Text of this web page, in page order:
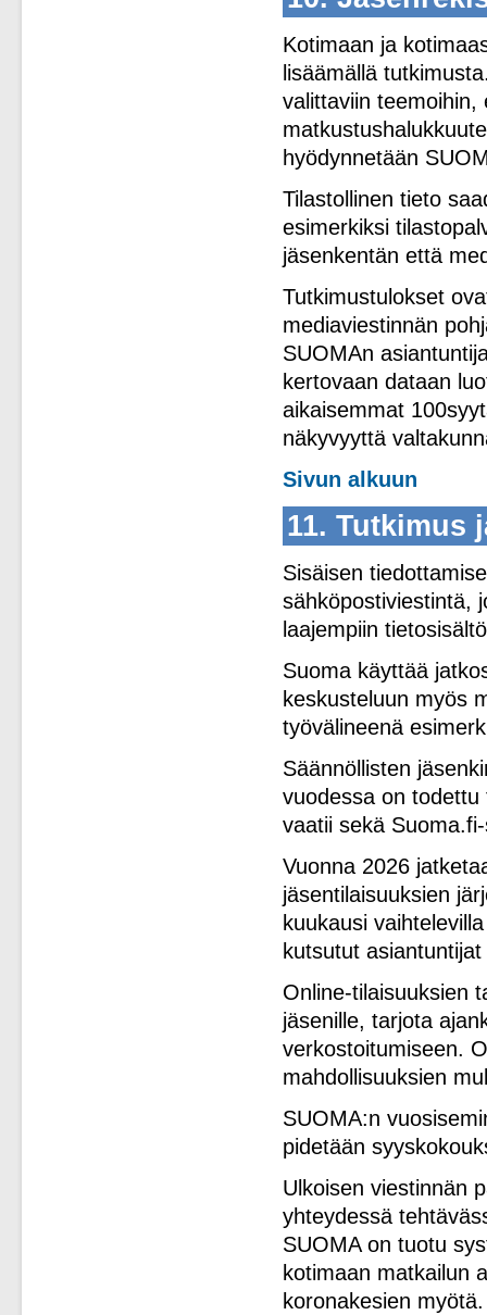
Kotimaan ja
lisäämällä
valittaviin teemoihin,
hyödynnetään
Tilastollinen tieto
esimerkiksi
jäsenkentän että
Tutkimustulokset
mediaviestinnän
SUOMAn
kertovaan dataan
aikaisemmat
näkyvyyttä
Sivun alkuun
11. Tutkimus
Sisäisen
sähköpostiviestintä,
laajempiin
Suoma käyttää
keskusteluun myös
työvälineenä
Säännöllisten
vuodessa on
vaatii sekä
Vuonna 2026
jäsentilaisuuksien
kuukausi
kutsutut
Online-tilaisuuksien
jäsenille, tarjota
verkostoitumiseen.
mahdollisuuksien
SUOMA:n
pidetään
Ulkoisen viestinnän
yhteydessä
SUOMA on tuotu
kotimaan matkailun
koronakesien